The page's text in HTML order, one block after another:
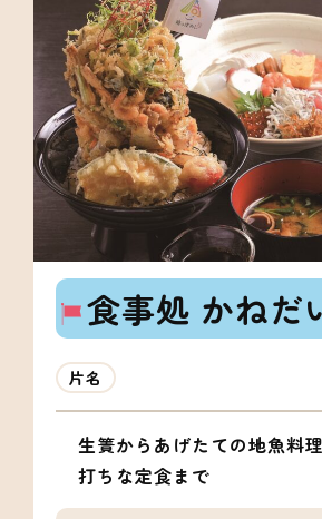
食事処 かねだ
片名
生簀からあげたての地魚料
打ちな定食まで